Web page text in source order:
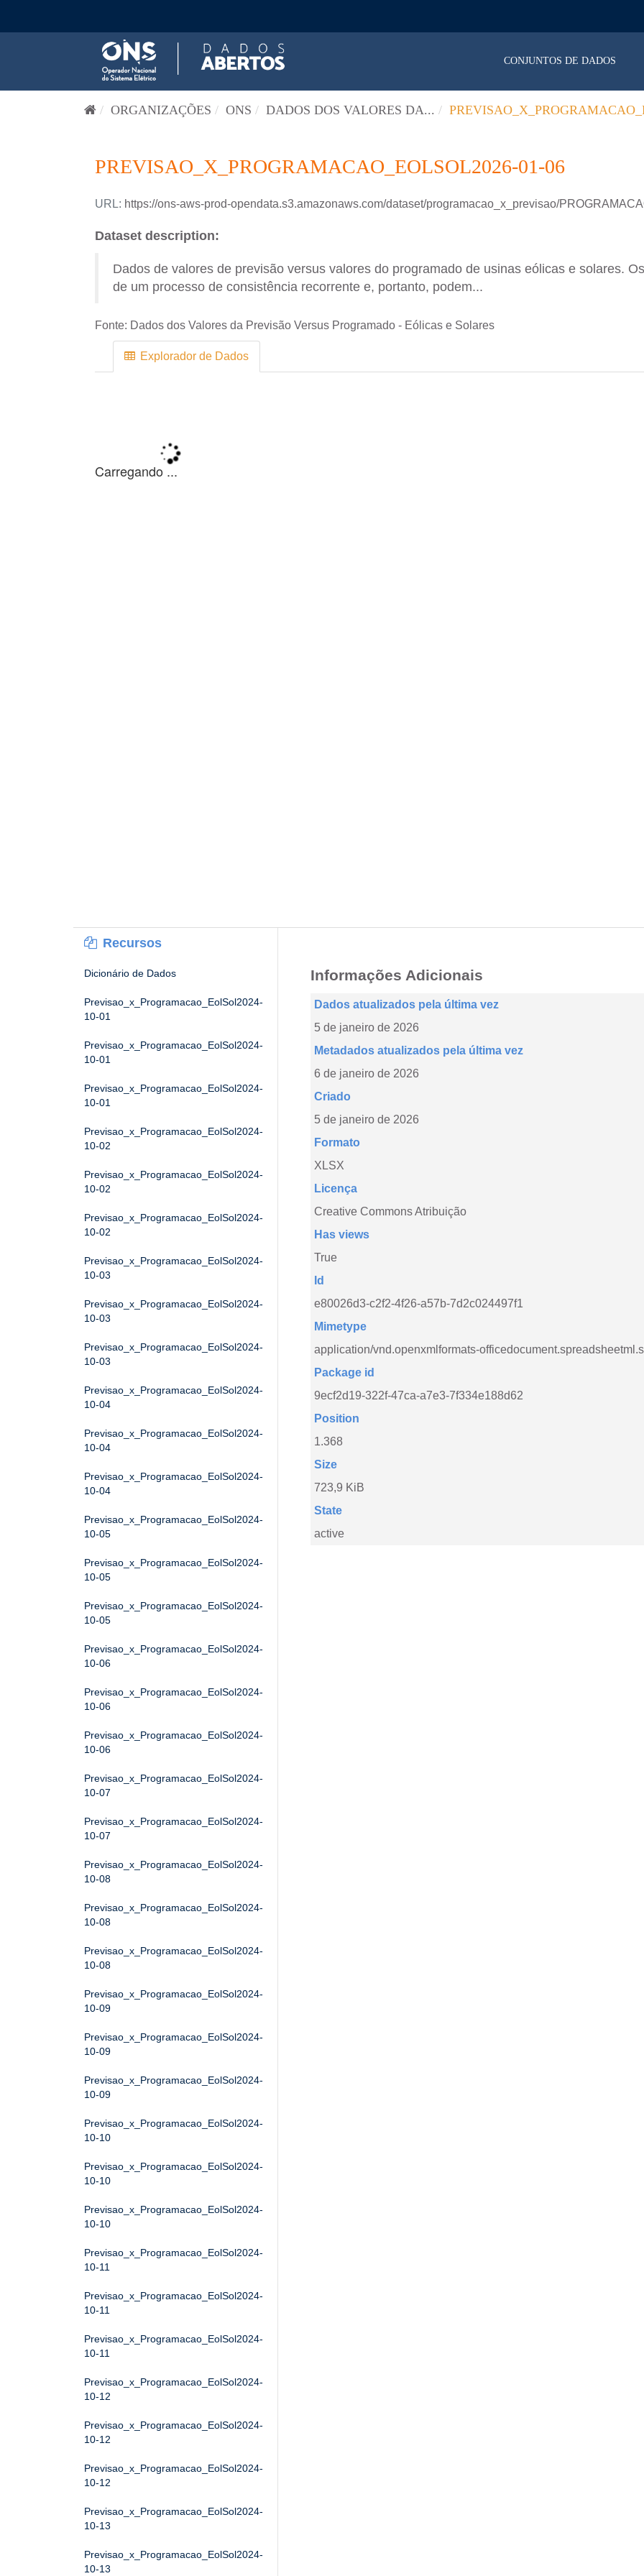
CONJUNTOS DE DADOS
ORGANIZAÇÕES ONS DADOS DOS VALORES DA...
PREVISAO_X_PROGRAMACAO_EOLSOL2026-01-06
URL: https://ons-aws-prod-opendata.s3.amazonaws.com/dataset/programacao_x_previsao/
Dataset description:
Dados de valores de previsão versus valores do programado de usinas eólicas e solares.
de um processo de consistência recorrente e, portanto, podem...
Fonte: Dados dos Valores da Previsão Versus Programado - Eólicas e Solares
Explorador de Dados
Recursos
Dicionário de Dados
Previsao_x_Programacao_EolSol2024-
10-01
Previsao_x_Programacao_EolSol2024-
10-01
Previsao_x_Programacao_EolSol2024-
10-01
Previsao_x_Programacao_EolSol2024-
10-02
Previsao_x_Programacao_EolSol2024-
10-02
Previsao_x_Programacao_EolSol2024-
10-02
Previsao_x_Programacao_EolSol2024-
10-03
Previsao_x_Programacao_EolSol2024-
10-03
Previsao_x_Programacao_EolSol2024-
10-03
Previsao_x_Programacao_EolSol2024-
10-04
Previsao_x_Programacao_EolSol2024-
10-04
Previsao_x_Programacao_EolSol2024-
10-04
Previsao_x_Programacao_EolSol2024-
10-05
Previsao_x_Programacao_EolSol2024-
10-05
Previsao_x_Programacao_EolSol2024-
10-05
Previsao_x_Programacao_EolSol2024-
10-06
Previsao_x_Programacao_EolSol2024-
10-06
Previsao_x_Programacao_EolSol2024-
10-06
Previsao_x_Programacao_EolSol2024-
10-07
Previsao_x_Programacao_EolSol2024-
10-07
Previsao_x_Programacao_EolSol2024-
10-08
Previsao_x_Programacao_EolSol2024-
10-08
Previsao_x_Programacao_EolSol2024-
10-08
Previsao_x_Programacao_EolSol2024-
10-09
Previsao_x_Programacao_EolSol2024-
10-09
Previsao_x_Programacao_EolSol2024-
10-09
Previsao_x_Programacao_EolSol2024-
10-10
Previsao_x_Programacao_EolSol2024-
10-10
Previsao_x_Programacao_EolSol2024-
10-10
Previsao_x_Programacao_EolSol2024-
10-11
Previsao_x_Programacao_EolSol2024-
10-11
Previsao_x_Programacao_EolSol2024-
10-11
Previsao_x_Programacao_EolSol2024-
10-12
Previsao_x_Programacao_EolSol2024-
10-12
Previsao_x_Programacao_EolSol2024-
10-12
Previsao_x_Programacao_EolSol2024-
10-13
Previsao_x_Programacao_EolSol2024-
10-13
Informações Adicionais
Dados atualizados pela última vez
5 de janeiro de 2026
Metadados atualizados pela última vez
6 de janeiro de 2026
Criado
5 de janeiro de 2026
Formato
XLSX
Licença
Creative Commons Atribuição
Has views
True
Id
e80026d3-c2f2-4f26-a57b-7d2c024497f1
Mimetype
application/vnd.openxmlformats-
Package id
9ecf2d19-322f-47ca-a7e3-7f334e188d62
Position
1.368
Size
723,9 KiB
State
active